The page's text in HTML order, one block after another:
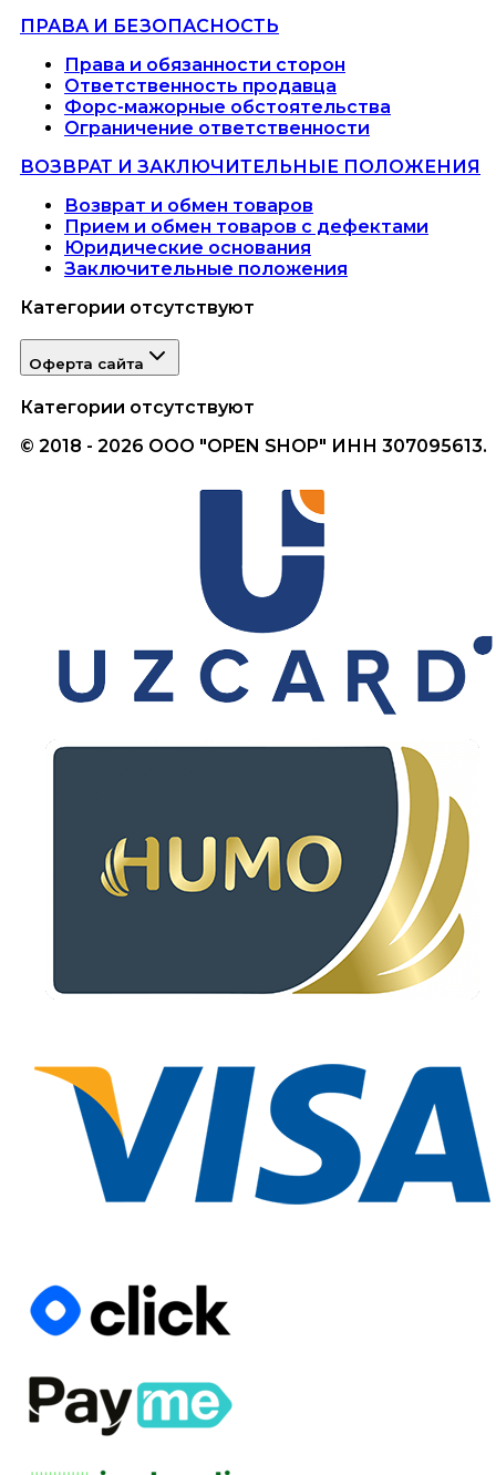
ПРАВА И БЕЗОПАСНОСТЬ
Права и обязанности сторон
Ответственность продавца
Форс-мажорные обстоятельства
Ограничение ответственности
ВОЗВРАТ И ЗАКЛЮЧИТЕЛЬНЫЕ ПОЛОЖЕНИЯ
Возврат и обмен товаров
Прием и обмен товаров с дефектами
Юридические основания
Заключительные положения
Категории отсутствуют
Оферта сайта
Категории отсутствуют
© 2018 - 2026 ООО "OPEN SHOP" ИНН 307095613.